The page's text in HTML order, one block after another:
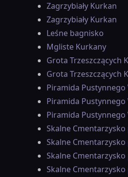
Zagrzybiały Kurkan
Zagrzybiały Kurkan
Leśne bagnisko
Mgliste Kurkany
Grota Trzeszczących
Grota Trzeszczących
Piramida Pustynnego
Piramida Pustynnego
Piramida Pustynnego
Skalne Cmentarzysko
Skalne Cmentarzysko
Skalne Cmentarzysko
Skalne Cmentarzysko